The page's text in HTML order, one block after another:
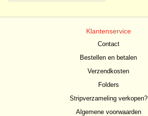
Klantenservice
Contact
Bestellen en betalen
Verzendkosten
Folders
Stripverzameling verkopen?
Algemene voorwaarden